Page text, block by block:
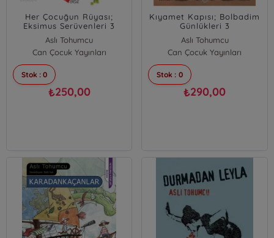
Her Çocuğun Rüyası;
Eksimus Serüvenleri 3
Aslı Tohumcu
Can Çocuk Yayınları
Stok : 0
₺250,00
Kıyamet Kapısı; Bolbadim
Günlükleri 3
Aslı Tohumcu
Can Çocuk Yayınları
Stok : 0
₺290,00